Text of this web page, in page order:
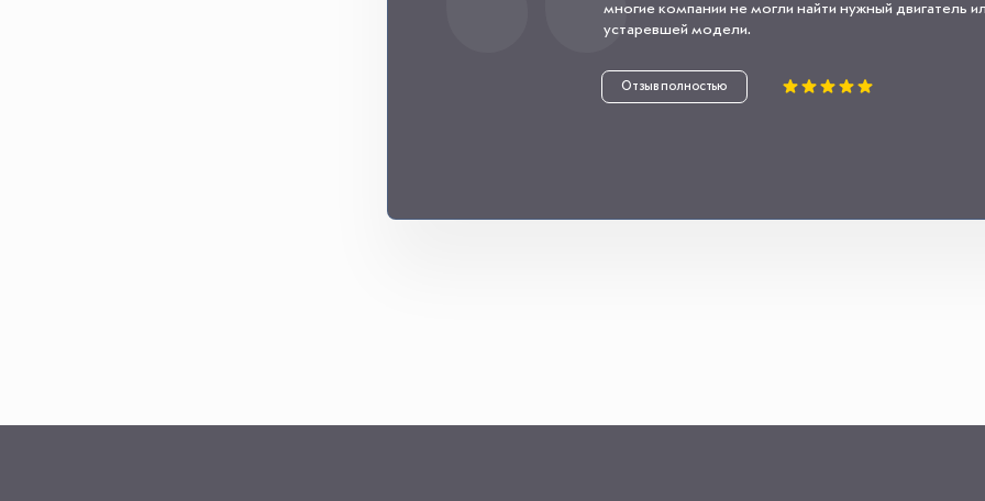
многие компании не могли найти нужный двигатель
устаревшей модели.
Отзыв полностью